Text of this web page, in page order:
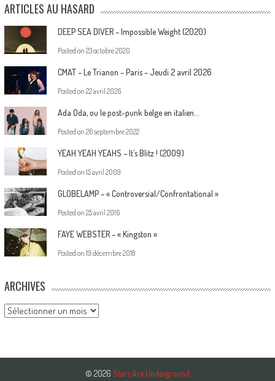
ARTICLES AU HASARD
DEEP SEA DIVER – Impossible Weight (2020)
Posted on 23 octobre 2020
CMAT – Le Trianon – Paris – Jeudi 2 avril 2026
Posted on 22 avril 2026
Ada Oda, ou le post-punk belge en italien…
Posted on 26 septembre 2022
YEAH YEAH YEAHS – It’s Blitz ! (2009)
Posted on 15 avril 2009
GLOBELAMP – « Controversial/Confrontational »
Posted on 25 avril 2016
FAYE WEBSTER – « Kingston »
Posted on 19 décembre 2018
ARCHIVES
Archives
© 2026 Stars Are Underground